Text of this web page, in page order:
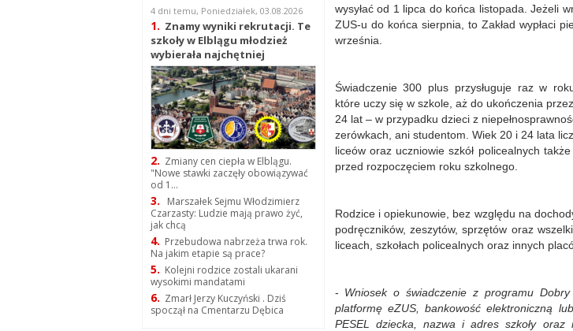
4 dni temu, Poniedziałek, 03.08.2026
1. Znamy wyniki rekrutacji. Te
szkoły w Elblągu młodzież
wybierała najchętniej
2. Zmiany cen ciepła w Elblągu.
"Nowe stawki zaczęły obowiązywać
od 1...
3.
Marszałek Sejmu Włodzimierz
Czarzasty: Ludzie mają prawo żyć,
jak chcą
4. Przebudowa nabrzeża trwa rok.
Na jakim etapie są prace?
5. Kolejni rodzice zostali ukarani
wysokimi mandatami
6. Zmarł Jerzy Kuczyński . Dziś
spoczął na Cmentarzu Dębica
wysyłać od 1 lipca do końca listopada. Jeżeli
ZUS-u do końca sierpnia, to Zakład wypłaci
września.
Świadczenie 300 plus przysługuje raz w
które uczy się w szkole, aż do ukończenia
24 lat – w przypadku dzieci z
zerówkach, ani studentom. Wiek 20 i 24 lata
liceów oraz uczniowie szkół policealnych
przed rozpoczęciem roku szkolnego.
Rodzice i opiekunowie, bez względu na
podręczników, zeszytów, sprzętów oraz
liceach, szkołach policealnych oraz innych
- Wniosek o świadczenie z programu
platformę eZUS, bankowość elektroniczną
PESEL dziecka, nazwa i adres szkoły oraz